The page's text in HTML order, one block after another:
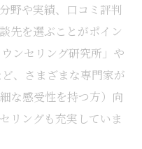
野や実績、口コミ評判
先を選ぶことがポイン
ンセリング研究所」や
、さまざまな専門家が
な感受性を持つ方）向
リングも充実していま